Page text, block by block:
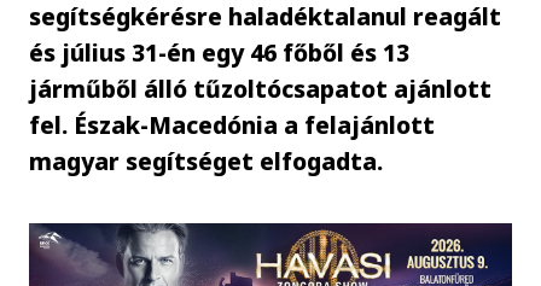
segítségkérésre haladéktalanul reagált
és július 31-én egy 46 főből és 13
járműből álló tűzoltócsapatot ajánlott
fel. Észak-Macedónia a felajánlott
magyar segítséget elfogadta.